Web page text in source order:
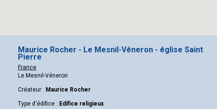
Maurice Rocher - Le Mesnil-Véneron - église Saint
Pierre
France
Le Mesnil-Véneron
Créateur : Maurice Rocher
Type d'édifice : Edifice religieux